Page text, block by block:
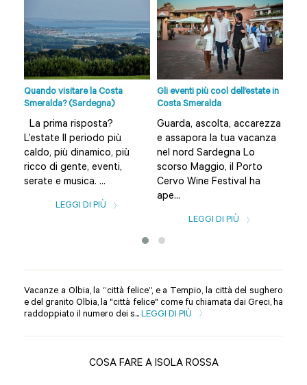
Quando visitare la Costa
Smeralda? (Sardegna)
La prima risposta?
L’estate Il periodo più
caldo, più dinamico, più
ricco di gente, eventi,
serate e musica. ...
LEGGI DI PIÙ
Gli eventi più cool dell’estate in
Costa Smeralda
Guarda, ascolta, accarezza
e assapora la tua vacanza
nel nord Sardegna Lo
scorso Maggio, il Porto
Cervo Wine Festival ha
ape...
LEGGI DI PIÙ
Vacanze a Olbia, la “città felice”, e a Tempio, la città del sughero
e del granito Olbia, la "città felice" come fu chiamata dai Greci, ha
raddoppiato il numero dei s... LEGGI DI PIÙ
COSA FARE A ISOLA ROSSA